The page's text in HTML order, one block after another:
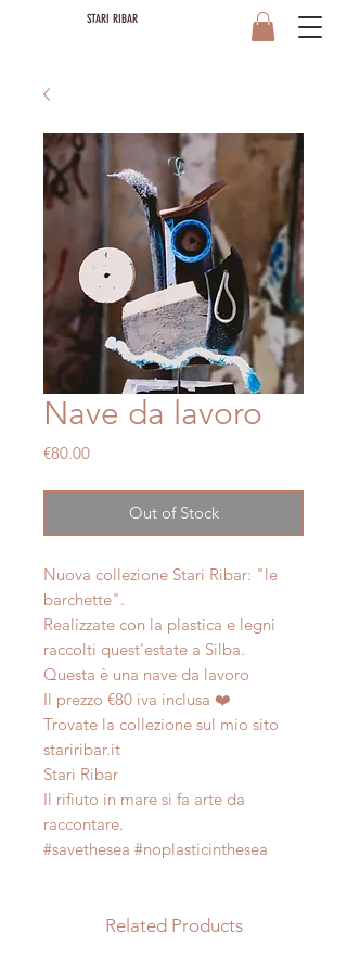
STARI RIBAR
Nave da lavoro
€80.00Price
Out of Stock
Nuova collezione Stari Ribar: "le
barchette".
Realizzate con la plastica e legni
raccolti quest'estate a Silba.
Questa è una nave da lavoro
Il prezzo €80 iva inclusa ❤️
Trovate la collezione sul mio sito
stariribar.it
Stari Ribar
Il rifiuto in mare si fa arte da
raccontare.
#savethesea #noplasticinthesea
Related Products